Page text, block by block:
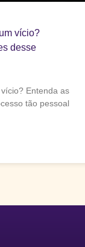
vício?
desse
Entenda as
tão pessoal